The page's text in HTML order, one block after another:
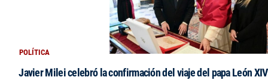
POLÍTICA
Javier Milei celebró la confirmación del viaje del papa León